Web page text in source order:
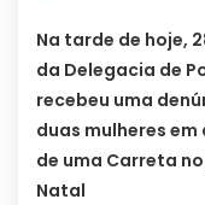
Na tarde de hoje,
da Delegacia de
recebeu uma
duas mulheres
de uma Carreta
Natal